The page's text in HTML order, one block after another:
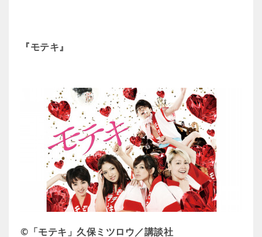
『モテキ』
©「モテキ」久保ミツロウ／講談社